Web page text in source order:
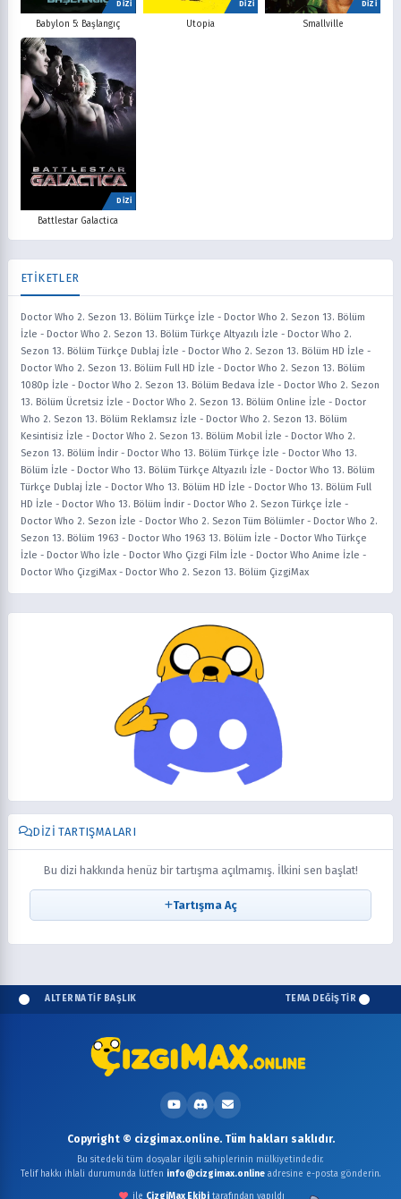
DİZİ
Babylon 5: Başlangıç
DİZİ
Utopia
DİZİ
Smallville
DİZİ
Battlestar Galactica
ETİKETLER
Doctor Who 2. Sezon 13. Bölüm Türkçe İzle - Doctor Who 2. Sezon 13. Bölüm
İzle - Doctor Who 2. Sezon 13. Bölüm Türkçe Altyazılı İzle - Doctor Who 2.
Sezon 13. Bölüm Türkçe Dublaj İzle - Doctor Who 2. Sezon 13. Bölüm HD İzle -
Doctor Who 2. Sezon 13. Bölüm Full HD İzle - Doctor Who 2. Sezon 13. Bölüm
1080p İzle - Doctor Who 2. Sezon 13. Bölüm Bedava İzle - Doctor Who 2. Sezon
13. Bölüm Ücretsiz İzle - Doctor Who 2. Sezon 13. Bölüm Online İzle - Doctor
Who 2. Sezon 13. Bölüm Reklamsız İzle - Doctor Who 2. Sezon 13. Bölüm
Kesintisiz İzle - Doctor Who 2. Sezon 13. Bölüm Mobil İzle - Doctor Who 2.
Sezon 13. Bölüm İndir - Doctor Who 13. Bölüm Türkçe İzle - Doctor Who 13.
Bölüm İzle - Doctor Who 13. Bölüm Türkçe Altyazılı İzle - Doctor Who 13. Bölüm
Türkçe Dublaj İzle - Doctor Who 13. Bölüm HD İzle - Doctor Who 13. Bölüm Full
HD İzle - Doctor Who 13. Bölüm İndir - Doctor Who 2. Sezon Türkçe İzle -
Doctor Who 2. Sezon İzle - Doctor Who 2. Sezon Tüm Bölümler - Doctor Who 2.
Sezon 13. Bölüm 1963 - Doctor Who 1963 13. Bölüm İzle - Doctor Who Türkçe
İzle - Doctor Who İzle - Doctor Who Çizgi Film İzle - Doctor Who Anime İzle -
Doctor Who ÇizgiMax - Doctor Who 2. Sezon 13. Bölüm ÇizgiMax
DIZI TARTIŞMALARI
Bu dizi hakkında henüz bir tartışma açılmamış. İlkini sen başlat!
Tartışma Aç
ALTERNATİF BAŞLIK TEMA DEĞİŞTİR
Copyright © cizgimax.online. Tüm hakları saklıdır.
Bu sitedeki tüm dosyalar ilgili sahiplerinin mülkiyetindedir.
Telif hakkı ihlali durumunda lütfen info@cizgimax.onlineadresine e-posta gönderin.
ile ÇizgiMax Ekibitarafından yapıldı